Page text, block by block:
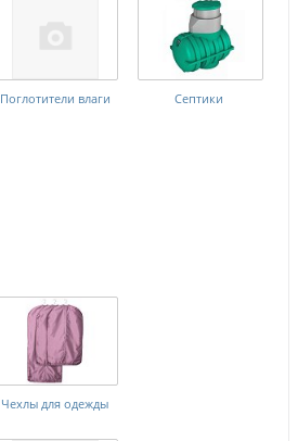
Поглотители влаги Септики
Чехлы для одежды